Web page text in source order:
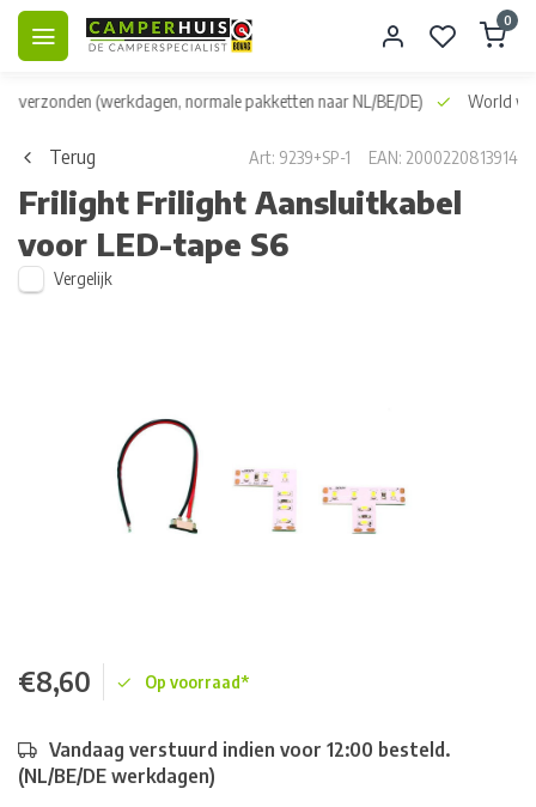
0
verzonden (werkdagen, normale pakketten naar NL/BE/DE) World
Terug Art: 9239+SP-1 EAN: 2000220813914
Frilight Frilight Aansluitkabel
voor LED-tape S6
Vergelijk
€8,60 Op voorraad*
Vandaag verstuurd indien voor 12:00 besteld.
(NL/BE/DE werkdagen)